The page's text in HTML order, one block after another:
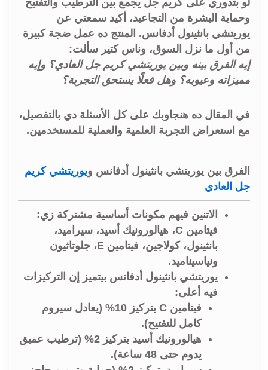
لو بتدوري على كريم جل يجمع بين الترطيب والتفتيح
وحماية البشرة من التجاعيد، أكيد سمعتي عن
يوريتشي بانثينول أدفانس. المنتج ده عمل ضجة كبيرة
من أول ما نزل السوق، وناس كتير سألت:
إيه الفرق بينه وبين يوريتشي كريم جل العادي؟ وإيه
مميزاته وعيوبه؟ وهل فعلًا يستحق التجربة؟
في المقال ده هنجاوبك على كل الأسئلة دي بالتفصيل،
مع استعراض التجربة العلمية والعملية للمستخدمين.
الفرق بين يوريتشي بانثينول أدفانس ويوريتشي كريم
جل العادي
الاتنين فيهم مكونات أساسية مشتركة زي:
فيتامين C، هيالورونيك أسيد، سيراميد،
بانثينول، كولاجين، فيتامين E، جلوتاثيون
ونياسيناميد.
يوريتشي بانثينول أدفانس بيتميز إن التركيزات
فيه أعلى:
فيتامين C بتركيز 10% (يعادل سيروم
كامل للتفتيح).
هيالورونيك أسيد بتركيز 2% (ترطيب عميق
يدوم حتى 48 ساعة).